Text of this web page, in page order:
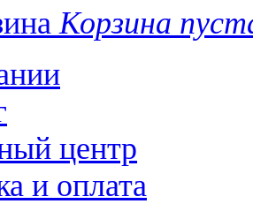
Корзина
центр
и оплата